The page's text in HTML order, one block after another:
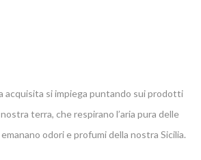
acquisita si impiega puntando sui prodotti
terra, che respirano l’aria pura delle
odori e profumi della nostra Sicilia.